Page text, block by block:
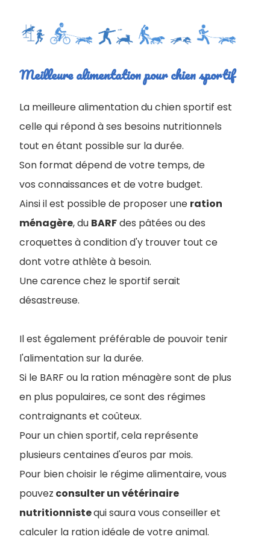
Meilleure alimentation pour chien sportif
La meilleure alimentation du chien sportif est
celle qui répond à ses besoins nutritionnels
tout en étant possible sur la durée.
Son format dépend de votre temps, de
vos connaissances et de votre budget.
Ainsi il est possible de proposer une ration
ménagère, du BARFdes pâtées ou des
croquettes à condition d'y trouver tout ce
dont votre athlète à besoin.
Une carence chez le sportif serait
désastreuse.
Il est également préférable de pouvoir tenir
l'alimentation sur la durée.
Si le BARF ou la ration ménagère sont de plus
en plus populaires, ce sont des régimes
contraignants et coûteux.
Pour un chien sportif, cela représente
plusieurs centaines d'euros par mois.
Pour bien choisir le régime alimentaire, vous
pouvez consulter un vétérinaire
nutritionnistequi saura vous conseiller et
calculer la ration idéale de votre animal.